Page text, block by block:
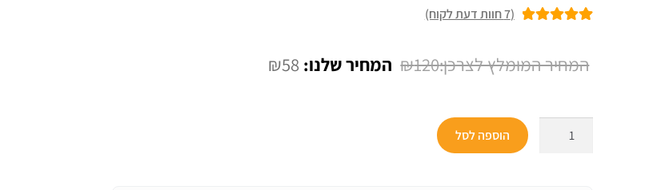
עלדירוגים של
(
7חוות דעת לקוח)
₪120
המחיר
₪58 המחיר
הוספה לסל